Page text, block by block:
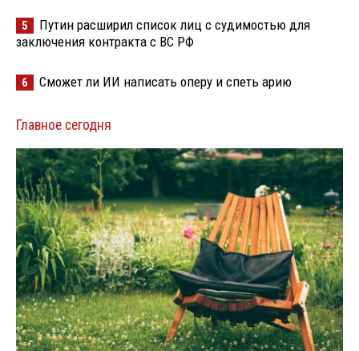
5
Путин расширил список лиц с судимостью для
заключения контракта с ВС РФ
6 Сможет ли ИИ написать оперу и спеть арию
Главное сегодня